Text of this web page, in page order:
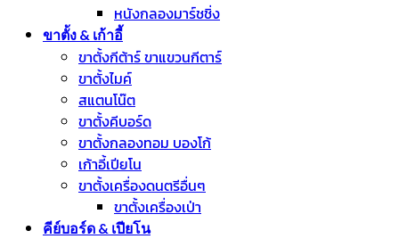
หนังกลองมาร์ชชิ่ง
ขาตั้ง & เก้าอี้
ขาตั้งกีต้าร์ ขาแขวนกีตาร์
ขาตั้งไมค์
สแตนโน๊ต
ขาตั้งคีบอร์ด
ขาตั้งกลองทอม บองโก้
เก้าอี้เปียโน
ขาตั้งเครื่องดนตรีอื่นๆ
ขาตั้งเครื่องเป่า
คีย์บอร์ด & เปียโน